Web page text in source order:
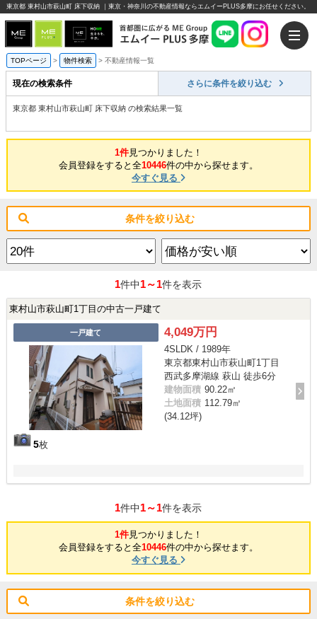
東京都 東村山市萩山町 床下収納 ｜東京・神奈川の不動産情報ならエムイーPLUS多摩にお任せください。
TOPページ > 物件検索 > 不動産情報一覧
現在の検索条件 さらに条件を絞り込む
東京都 東村山市萩山町 床下収納 の検索結果一覧
1件見つかりました！
会員登録をすると全10446件の中から探せます。
今すぐ見る
条件を絞り込む
1件中1～1件を表示
東村山市萩山町1丁目の中古一戸建て
一戸建て
5枚
4,049万円
4SLDK / 1989年
東京都東村山市萩山町1丁目
西武多摩湖線 萩山 徒歩6分
建物面積 90.22㎡
土地面積 112.79㎡
(34.12坪)
1件中1～1件を表示
1件見つかりました！
会員登録をすると全10446件の中から探せます。
今すぐ見る
条件を絞り込む